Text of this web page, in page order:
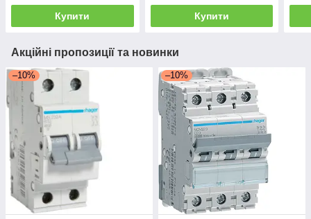
Купити Купити
Акційні пропозиції та новинки
–10% –10%